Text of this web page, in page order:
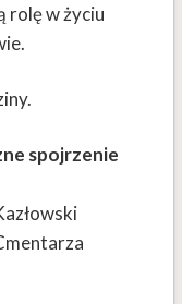
rolę w życiu
spojrzenie